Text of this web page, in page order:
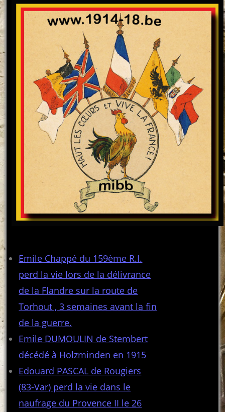
Emile Chappé du 159ème R.I.
perd la vie lors de la délivrance
de la Flandre sur la route de
Torhout , 3 semaines avant la fin
de la guerre.
Emile DUMOULIN de Stembert
décédé à Holzminden en 1915
Edouard PASCAL de Rougiers
(83-Var) perd la vie dans le
naufrage du Provence II le 26